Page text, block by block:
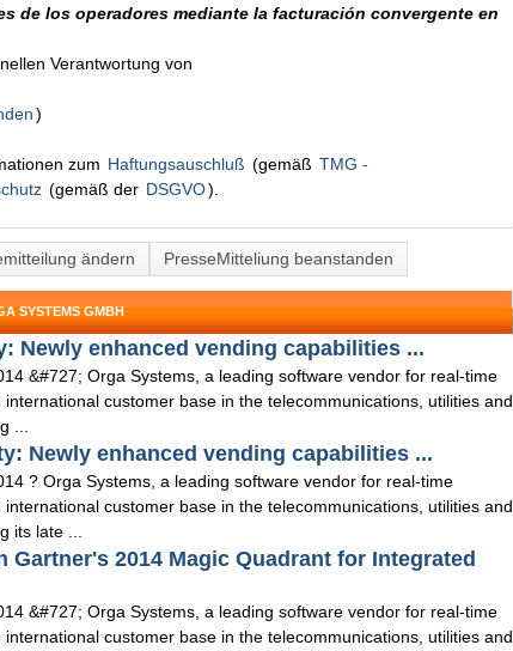
de los operadores mediante la facturación convergente en
Verantwortung von
)
zum Haftungsauschluß (gemäß TMG -
(gemäß der DSGVO).
ändern PresseMitteliung beanstanden
SYSTEMS GMBH
Newly enhanced vending capabilities ...
&#727; Orga Systems, a leading software vendor for real-time
customer base in the telecommunications, utilities and
...
Newly enhanced vending capabilities ...
? Orga Systems, a leading software vendor for real-time
customer base in the telecommunications, utilities and
its late ...
2014 Magic Quadrant for Integrated
&#727; Orga Systems, a leading software vendor for real-time
customer base in the telecommunications, utilities and